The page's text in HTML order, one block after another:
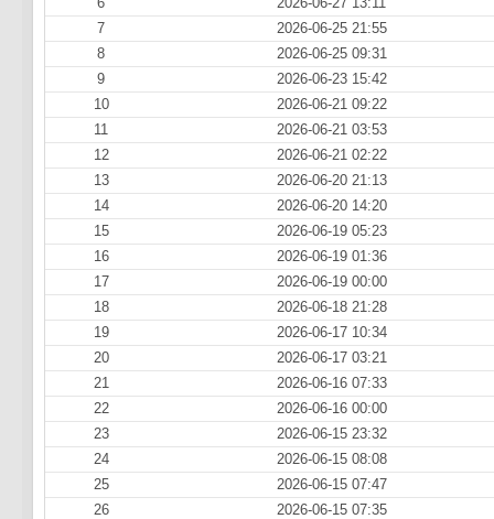
7
2026-06-25 21:55
8
2026-06-25 09:31
9
2026-06-23 15:42
10
2026-06-21 09:22
11
2026-06-21 03:53
12
2026-06-21 02:22
13
2026-06-20 21:13
14
2026-06-20 14:20
15
2026-06-19 05:23
16
2026-06-19 01:36
17
2026-06-19 00:00
18
2026-06-18 21:28
19
2026-06-17 10:34
20
2026-06-17 03:21
21
2026-06-16 07:33
22
2026-06-16 00:00
23
2026-06-15 23:32
24
2026-06-15 08:08
25
2026-06-15 07:47
26
2026-06-15 07:35